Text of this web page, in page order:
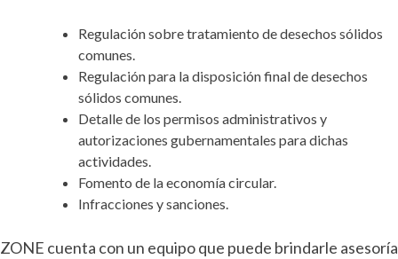
Regulación sobre tratamiento de desechos sólidos
comunes.
Regulación para la disposición final de desechos
sólidos comunes.
Detalle de los permisos administrativos y
autorizaciones gubernamentales para dichas
actividades.
Fomento de la economía circular.
Infracciones y sanciones.
ZONE cuenta con un equipo que puede brindarle asesoría